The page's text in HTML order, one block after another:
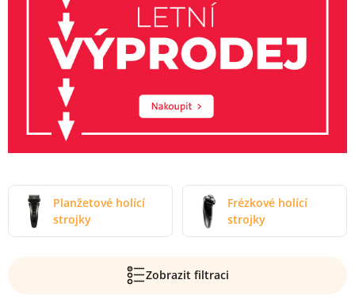
Planžetové holící
strojky
Frézkové holící
strojky
Zobrazit filtraci